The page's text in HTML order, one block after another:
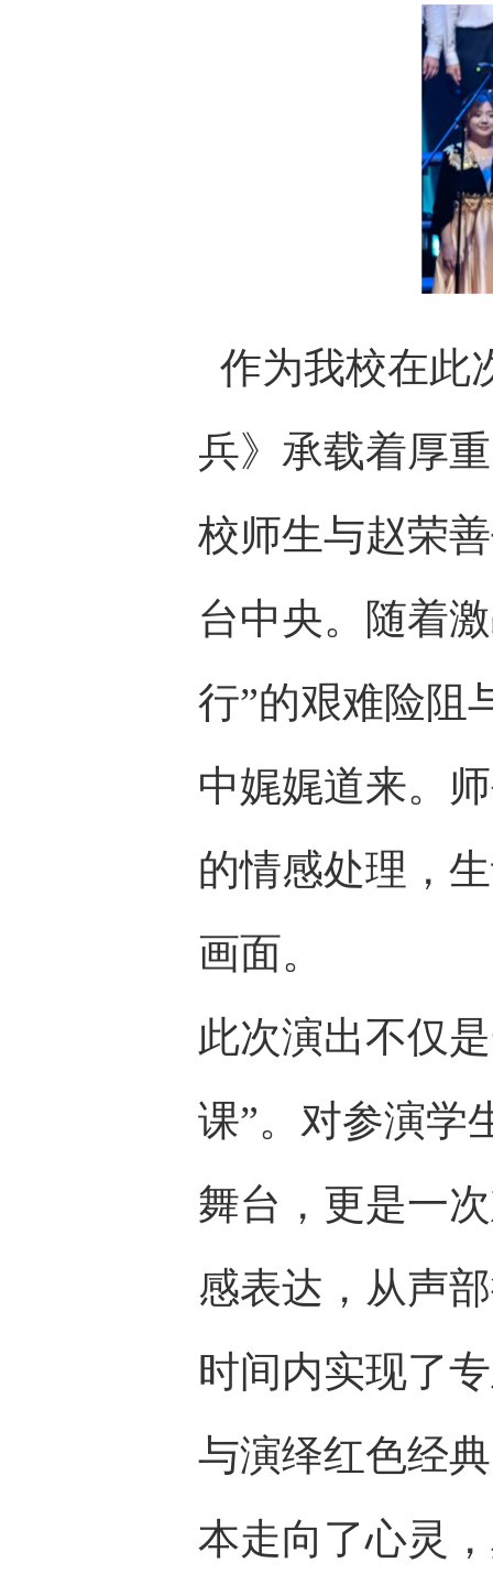
作为我校在此
兵》承载着厚
校师生与赵荣
台中央。随着
行”的艰难险阻
中娓娓道来。
的情感处理，
画面。
此次演出不仅
课”。对参演学
舞台，更是一
感表达，从声
时间内实现了
与演绎红色经
本走向了心灵